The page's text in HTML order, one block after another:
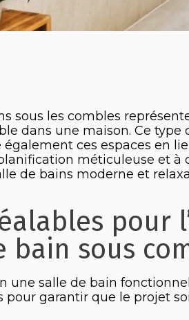
sous les combles
dans une maison. Ce
ces espaces en
méticuleuse et
de bains moderne et
pour
bain sous
une salle de bain
pour garantir que le projet